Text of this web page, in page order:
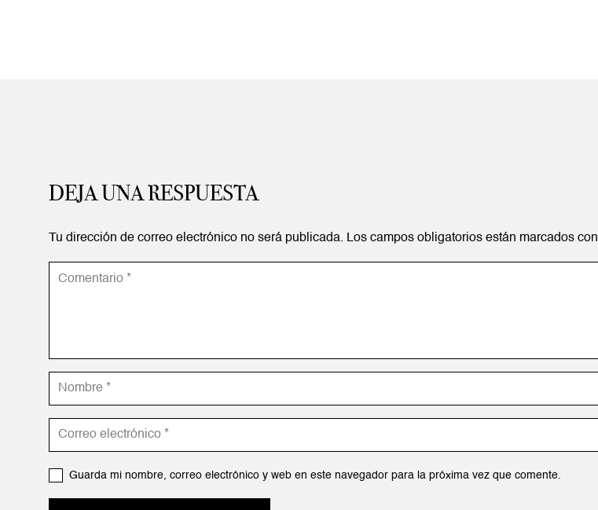
DEJA UNA RESPUESTA
Tu dirección de correo electrónico no será publicada. Los campos obligatorios están marcados con
Guarda mi nombre, correo electrónico y web en este navegador para la próxima vez que comente.